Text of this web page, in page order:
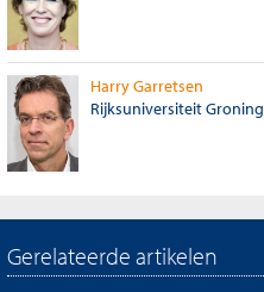
Harry Garretsen
Rijksuniversiteit
Gerelateerde artikelen